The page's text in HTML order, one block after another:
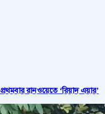
রানওয়েতে ‘রিয়াদ এয়ার’